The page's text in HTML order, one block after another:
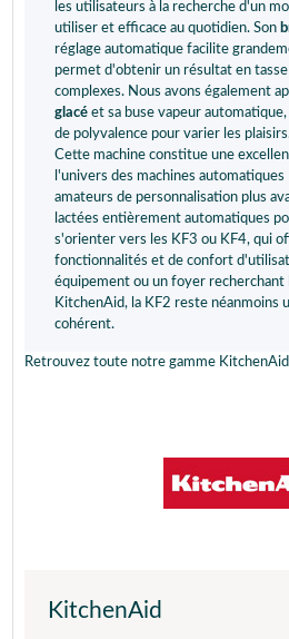
les utilisateurs à la recherche d'un
utiliser et efficace au quotidien. Son
réglage automatique facilite
permet d'obtenir un résultat en
complexes. Nous avons également
glacé et sa buse vapeur
de polyvalence pour varier les
Cette machine constitue une
l'univers des machines
amateurs de personnalisation plus
lactées entièrement automatiques
s'orienter vers les KF3 ou KF4, qui
fonctionnalités et de confort
équipement ou un foyer recherchant
KitchenAid, la KF2 reste néanmoins
cohérent.
Retrouvez toute notre gamme
KitchenAid